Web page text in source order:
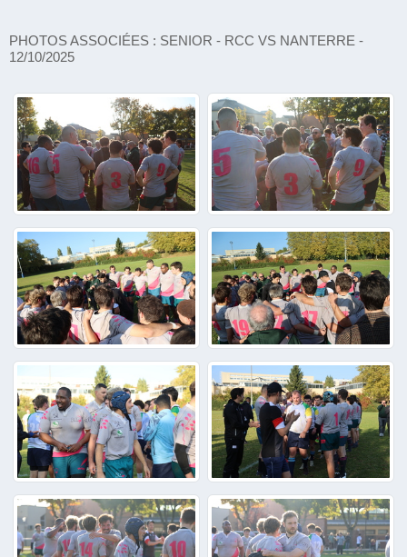
PHOTOS ASSOCIÉES : SENIOR - RCC VS NANTERRE -
12/10/2025